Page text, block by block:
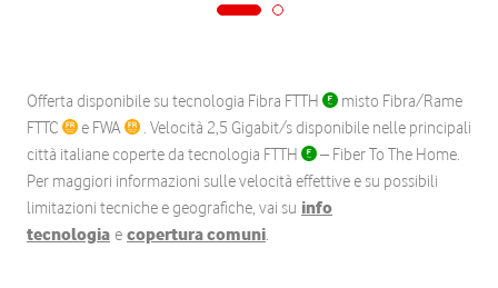
Offerta disponibile su tecnologia Fibra FTTH
misto Fibra/Rame
FTTC
e FWA
. Velocità 2,5 Gigabit/s disponibile nelle principali
città italiane coperte da tecnologia FTTH
– Fiber To The Home.
Per maggiori informazioni sulle velocità effettive e su possibili
limitazioni tecniche e geografiche, vai su info
tecnologia e copertura comuni.